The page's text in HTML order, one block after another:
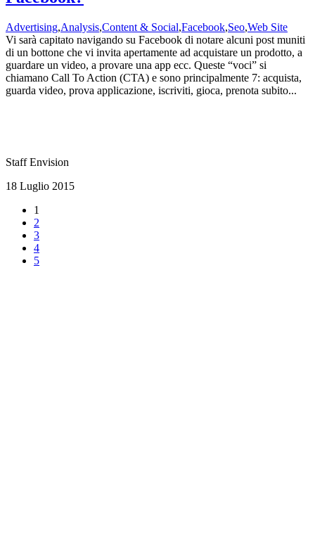
Advertising,Analysis,Content & Social,Facebook,Seo,Web Site
Vi sarà capitato navigando su Facebook di notare alcuni post muniti
di un bottone che vi invita apertamente ad acquistare un prodotto, a
guardare un video, a provare una app ecc. Queste “voci” si
chiamano Call To Action (CTA) e sono principalmente 7: acquista,
guarda video, prova applicazione, iscriviti, gioca, prenota subito...
Staff Envision
18 Luglio 2015
1
2
3
4
5